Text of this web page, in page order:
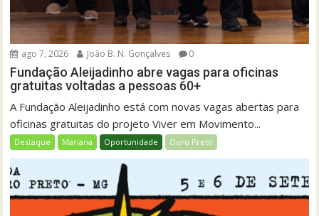
ago 7, 2026 João B. N. Gonçalves 0
Fundação Aleijadinho abre vagas para oficinas
gratuitas voltadas a pessoas 60+
A Fundação Aleijadinho está com novas vagas abertas para
oficinas gratuitas do projeto Viver em Movimento...
Destaque Mariana Oportunidade Ouro Preto